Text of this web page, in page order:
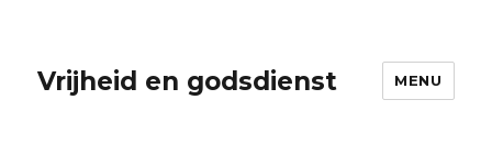
Vrijheid en godsdienst MENU